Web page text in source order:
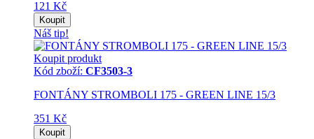
121 Kč
Koupit
Náš tip!
Koupit produkt
Kód zboží: CF3503-3
FONTÁNY STROMBOLI 175 - GREEN LINE 15/3
351 Kč
Koupit